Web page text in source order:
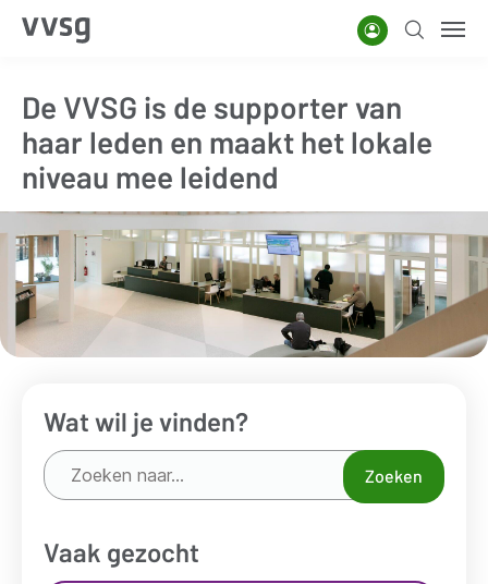
Overslaan
inhoud
gaan
AccountZoeken
De VVSG is de supporter van
haar leden en maakt het lokale
niveau mee leidend
Wat wil je vinden?
Zoeken
naar...
Zoeken
Vaak gezocht